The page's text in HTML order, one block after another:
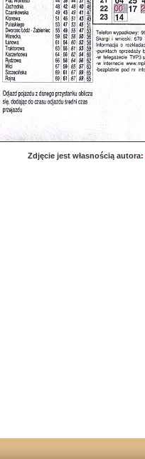
Zdjęcie jest własnością autora: